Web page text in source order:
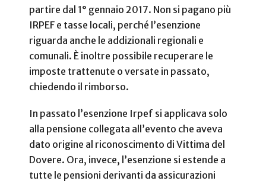
partire dal 1° gennaio 2017. Non si pagano più
IRPEF e tasse locali, perché l’esenzione
riguarda anche le addizionali regionali e
comunali. È inoltre possibile recuperare le
imposte trattenute o versate in passato,
chiedendo il rimborso.
In passato l’esenzione Irpef si applicava solo
alla pensione collegata all’evento che aveva
dato origine al riconoscimento di Vittima del
Dovere. Ora, invece, l’esenzione si estende a
tutte le pensioni derivanti da assicurazioni